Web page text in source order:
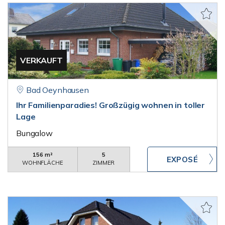
VERKAUFT
Bad Oeynhausen
Ihr Familienparadies! Großzügig wohnen in toller
Lage
Bungalow
156 m²
WOHNFLÄCHE
5
ZIMMER